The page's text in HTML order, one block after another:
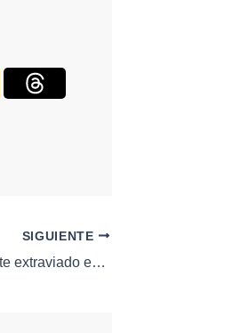
SIGUIENTE
Policía auxilia a adolescente extraviado en Paseos de San Miguel ; lo reúnen con su familia en El Sabino